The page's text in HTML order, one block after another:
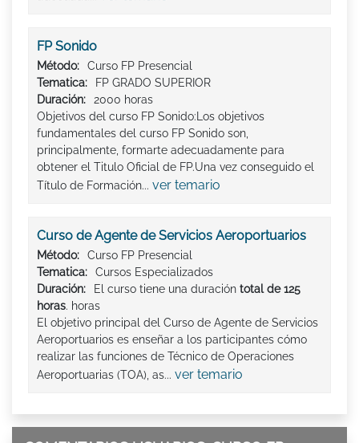
FP Sonido
Método:
Curso FP Presencial
Tematica:
FP GRADO SUPERIOR
Duración:
2000 horas
Objetivos del curso FP Sonido:Los objetivos
fundamentales del curso FP Sonido son,
principalmente, formarte adecuadamente para
obtener el Titulo Oficial de FP.Una vez conseguido el
Título de Formación... ver temario
Curso de Agente de Servicios Aeroportuarios
Método:
Curso FP Presencial
Tematica:
Cursos Especializados
Duración:
El curso tiene una duración total de 125
horas. horas
El objetivo principal del Curso de Agente de Servicios
Aeroportuarios es enseñar a los participantes cómo
realizar las funciones de Técnico de Operaciones
Aeroportuarias (TOA), as... ver temario